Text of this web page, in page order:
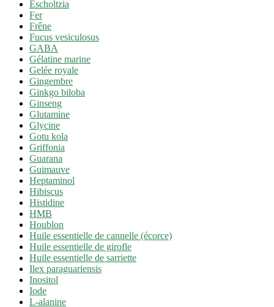
Escholtzia
Fer
Frêne
Fucus vesiculosus
GABA
Gélatine marine
Gelée royale
Gingembre
Ginkgo biloba
Ginseng
Glutamine
Glycine
Gotu kola
Griffonia
Guarana
Guimauve
Heptaminol
Hibiscus
Histidine
HMB
Houblon
Huile essentielle de cannelle (écorce)
Huile essentielle de girofle
Huile essentielle de sarriette
Ilex paraguariensis
Inositol
Iode
L-alanine